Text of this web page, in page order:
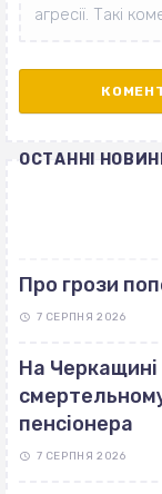
ОСТАННІ
Про грози
7 СЕРПНЯ 2026
На Черкащині
пенсіонера
7 СЕРПНЯ 2026